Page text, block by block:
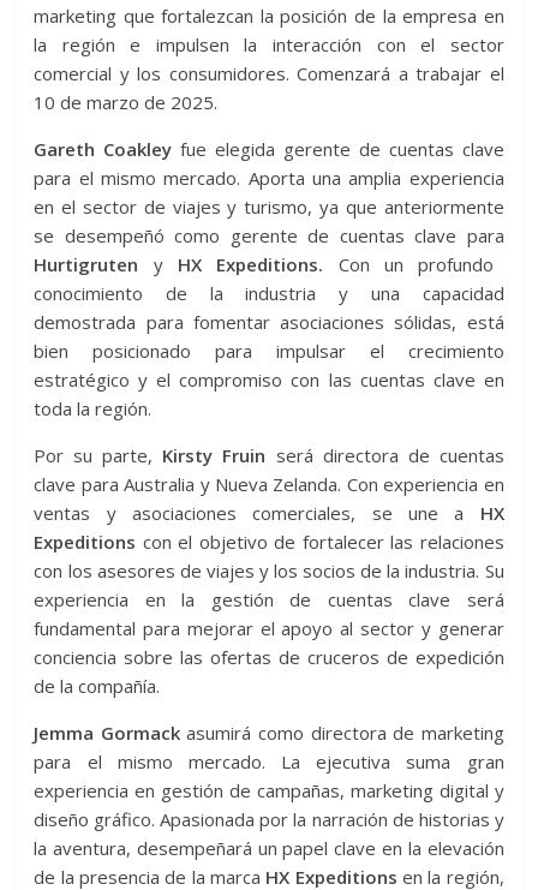
marketing que fortalezcan la posición de la empresa en
la región e impulsen la interacción con el sector
comercial y los consumidores. Comenzará a trabajar el
10 de marzo de 2025.
Gareth Coakley fue elegida gerente de cuentas clave
para el mismo mercado. Aporta una amplia experiencia
en el sector de viajes y turismo, ya que anteriormente
se desempeñó como gerente de cuentas clave para
Hurtigruten yHX Expeditions. Con un profundo
conocimiento de la industria y una capacidad
demostrada para fomentar asociaciones sólidas, está
bien posicionado para impulsar el crecimiento
estratégico y el compromiso con las cuentas clave en
toda la región.
Por su parte, Kirsty Fruin será directora de cuentas
clave para Australia y Nueva Zelanda. Con experiencia en
ventas y asociaciones comerciales, se une a HX
Expeditions con el objetivo de fortalecer las relaciones
con los asesores de viajes y los socios de la industria. Su
experiencia en la gestión de cuentas clave será
fundamental para mejorar el apoyo al sector y generar
conciencia sobre las ofertas de cruceros de expedición
de la compañía.
Jemma Gormackasumirá como directora de marketing
para el mismo mercado. La ejecutiva suma gran
experiencia en gestión de campañas, marketing digital y
diseño gráfico. Apasionada por la narración de historias y
la aventura, desempeñará un papel clave en la elevación
de la presencia de la marca HX Expeditions en la región,